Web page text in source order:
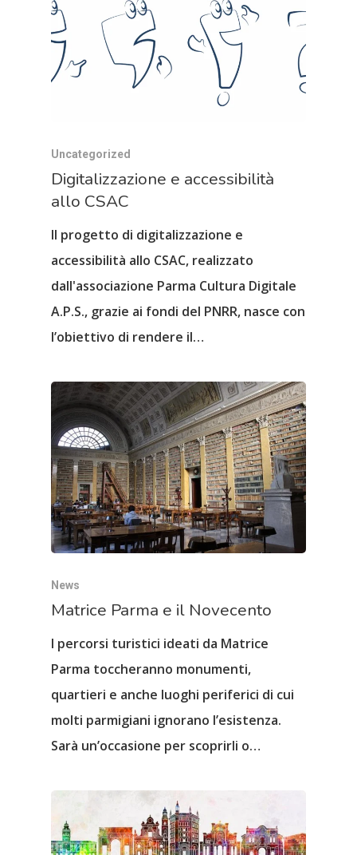
Uncategorized
Digitalizzazione e accessibilità
allo CSAC
Il progetto di digitalizzazione e
accessibilità allo CSAC, realizzato
dall'associazione Parma Cultura Digitale
A.P.S., grazie ai fondi del PNRR, nasce con
l’obiettivo di rendere il…
News
Matrice Parma e il Novecento
I percorsi turistici ideati da Matrice
Parma toccheranno monumenti,
quartieri e anche luoghi periferici di cui
molti parmigiani ignorano l’esistenza.
Sarà un’occasione per scoprirli o…